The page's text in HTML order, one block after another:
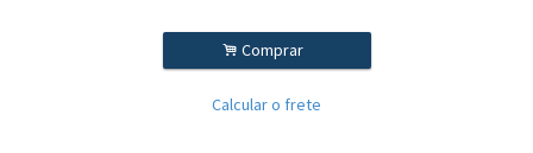
. Comprar
Calcular o frete